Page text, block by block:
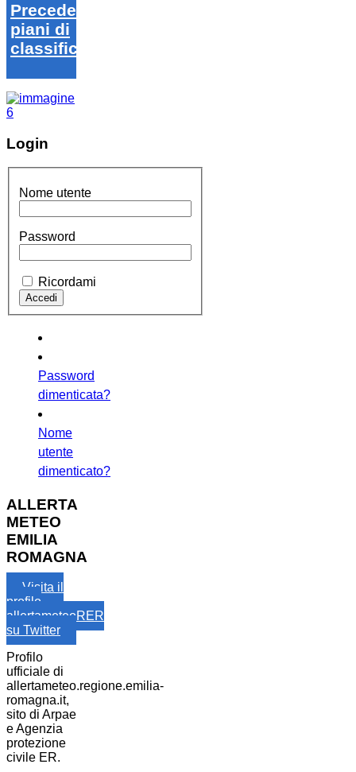
Precedenti
piani di
classifica
Login
Nome utente
Password
Ricordami
Password
dimenticata?
Nome
utente
dimenticato?
ALLERTA
METEO
EMILIA
ROMAGNA
Visita il
profilo
allertameteoRER
su Twitter
Profilo
ufficiale di
allertameteo.regione.emilia-
romagna.it,
sito di Arpae
e Agenzia
protezione
civile ER.